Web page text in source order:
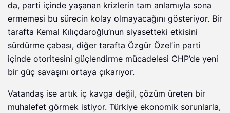
da, parti içinde yaşanan krizlerin tam anlamıyla sona
ermemesi bu sürecin kolay olmayacağını gösteriyor. Bir
tarafta Kemal Kılıçdaroğlu’nun siyasetteki etkisini
sürdürme çabası, diğer tarafta Özgür Özel’in parti
içinde otoritesini güçlendirme mücadelesi CHP’de yeni
bir güç savaşını ortaya çıkarıyor.
Vatandaş ise artık iç kavga değil, çözüm üreten bir
muhalefet görmek istiyor. Türkiye ekonomik sorunlarla,